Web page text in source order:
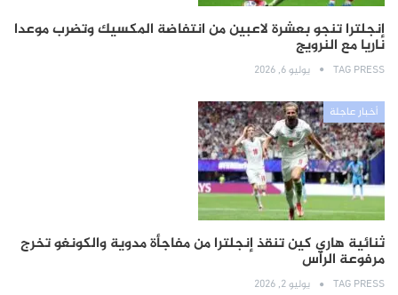
إنجلترا تنجو بعشرة لاعبين من انتفاضة المكسيك وتضرب موعدا
ناريا مع النرويج
TAG PRESS يوليو 6, 2026
أخبار عاجلة
ثنائية هاري كين تنقذ إنجلترا من مفاجأة مدوية والكونغو تخرج
مرفوعة الرأس
TAG PRESS يوليو 2, 2026